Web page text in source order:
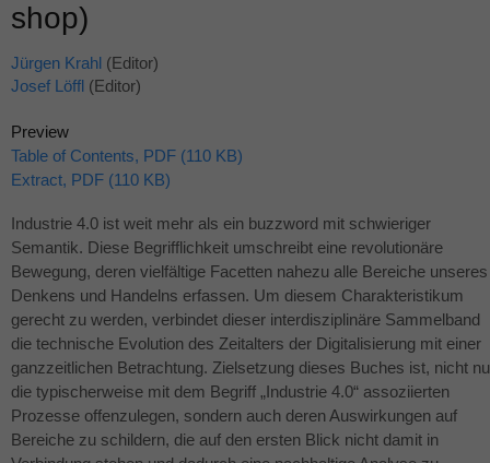
shop)
Jürgen Krahl (Editor)
Josef Löffl (Editor)
Preview
Table of Contents, PDF (110 KB)
Extract, PDF (110 KB)
Industrie 4.0 ist weit mehr als ein buzzword mit schwieriger
Semantik. Diese Begrifflichkeit umschreibt eine revolutionäre
Bewegung, deren vielfältige Facetten nahezu alle Bereiche unseres
Denkens und Handelns erfassen. Um diesem Charakteristikum
gerecht zu werden, verbindet dieser interdisziplinäre Sammelband
die technische Evolution des Zeitalters der Digitalisierung mit einer
ganzzeitlichen Betrachtung. Zielsetzung dieses Buches ist, nicht
die typischerweise mit dem Begriff „Industrie 4.0“ assoziierten
Prozesse offenzulegen, sondern auch deren Auswirkungen auf
Bereiche zu schildern, die auf den ersten Blick nicht damit in